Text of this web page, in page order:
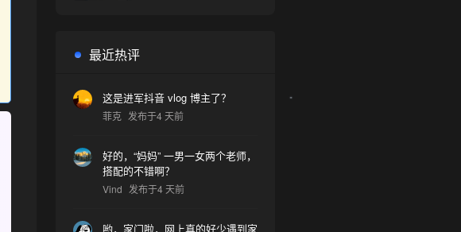
最近热评
这是进军抖音 vlog 博主了？
菲克 发布于4 天前
好的，“妈妈” 一男一女两个老师，
搭配的不错啊？
Vind 发布于4 天前
哟，家门啦，网上真的好少遇到家